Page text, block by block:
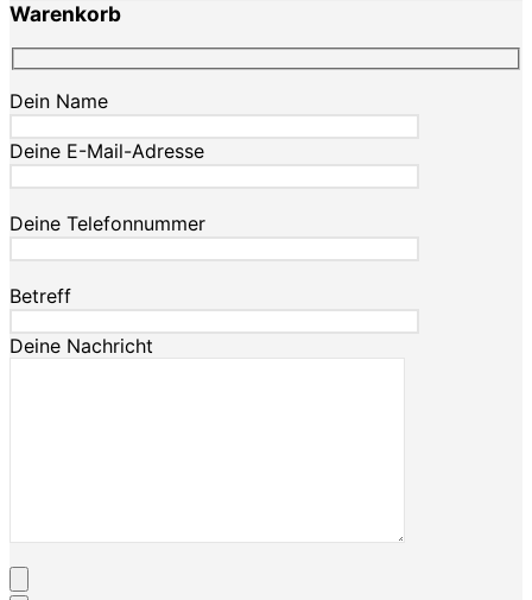
Warenkorb
Dein Name
Deine E-Mail-Adresse
Deine Telefonnummer
Betreff
Deine Nachricht